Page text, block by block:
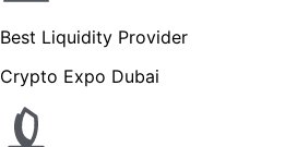
Best Liquidity Provider
Crypto Expo Dubai